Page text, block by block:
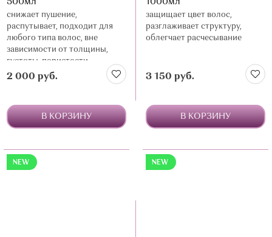
500мл
снижает пушение,
распутывает, подходит для
любого типа волос, вне
зависимости от толщины,
густоты, пористости
2 000 руб.
В КОРЗИНУ
1000мл
защищает цвет волос,
разглаживает структуру,
облегчает расчесывание
3 150 руб.
В КОРЗИНУ
NEW NEW